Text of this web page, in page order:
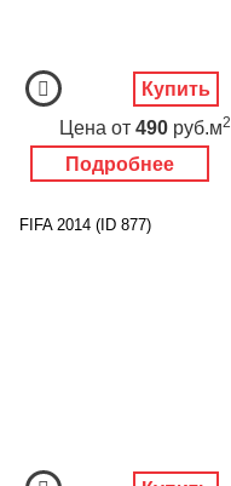
Подробнее
Цена от 490 руб.м2
Купить
FIFA 2014 (ID 877)